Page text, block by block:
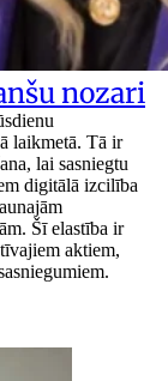
nozari
laikmetā. Tā ir
lai sasniegtu
digitālā izcilība
Šī elastība ir
aktiem,